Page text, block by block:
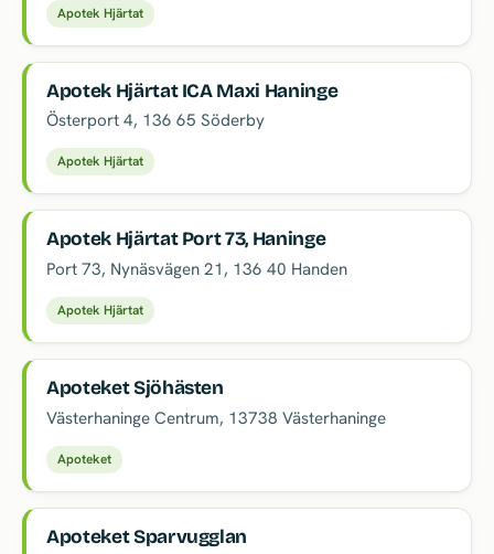
Apotek Hjärtat
Apotek Hjärtat ICA Maxi Haninge
Österport 4, 136 65 Söderby
Apotek Hjärtat
Apotek Hjärtat Port 73, Haninge
Port 73, Nynäsvägen 21 , 136 40 Handen
Apotek Hjärtat
Apoteket Sjöhästen
Västerhaninge Centrum, 13738 Västerhaninge
Apoteket
Apoteket Sparvugglan